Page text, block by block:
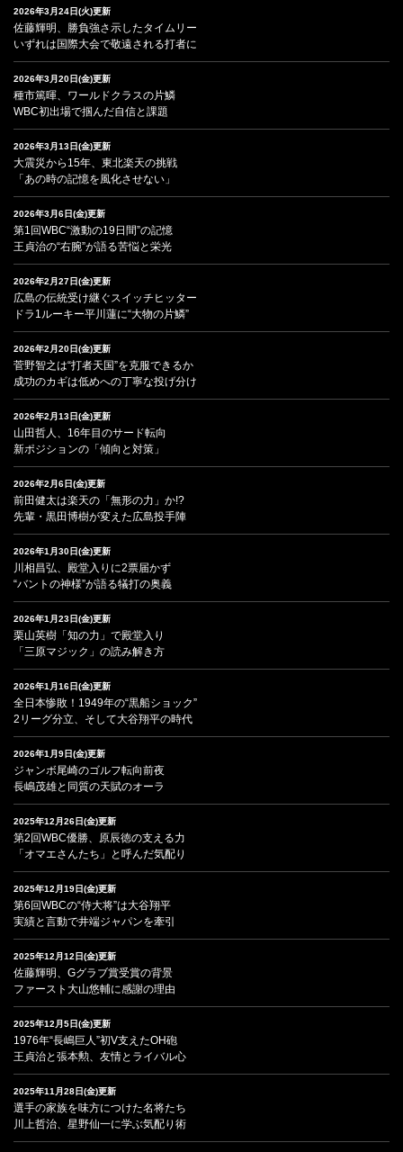
2026年3月24日(火)更新
佐藤輝明、勝負強さ示したタイムリー
いずれは国際大会で敬遠される打者に
2026年3月20日(金)更新
種市篤暉、ワールドクラスの片鱗
WBC初出場で掴んだ自信と課題
2026年3月13日(金)更新
大震災から15年、東北楽天の挑戦
「あの時の記憶を風化させない」
2026年3月6日(金)更新
第1回WBC“激動の19日間”の記憶
王貞治の“右腕”が語る苦悩と栄光
2026年2月27日(金)更新
広島の伝統受け継ぐスイッチヒッター
ドラ1ルーキー平川蓮に“大物の片鱗”
2026年2月20日(金)更新
菅野智之は“打者天国”を克服できるか
成功のカギは低めへの丁寧な投げ分け
2026年2月13日(金)更新
山田哲人、16年目のサード転向
新ポジションの「傾向と対策」
2026年2月6日(金)更新
前田健太は楽天の「無形の力」か!?
先輩・黒田博樹が変えた広島投手陣
2026年1月30日(金)更新
川相昌弘、殿堂入りに2票届かず
“バントの神様”が語る犠打の奥義
2026年1月23日(金)更新
栗山英樹「知の力」で殿堂入り
「三原マジック」の読み解き方
2026年1月16日(金)更新
全日本惨敗！1949年の“黒船ショック”
2リーグ分立、そして大谷翔平の時代
2026年1月9日(金)更新
ジャンボ尾崎のゴルフ転向前夜
長嶋茂雄と同質の天賦のオーラ
2025年12月26日(金)更新
第2回WBC優勝、原辰徳の支える力
「オマエさんたち」と呼んだ気配り
2025年12月19日(金)更新
第6回WBCの“侍大将”は大谷翔平
実績と言動で井端ジャパンを牽引
2025年12月12日(金)更新
佐藤輝明、Gグラブ賞受賞の背景
ファースト大山悠輔に感謝の理由
2025年12月5日(金)更新
1976年“長嶋巨人”初V支えたOH砲
王貞治と張本勲、友情とライバル心
2025年11月28日(金)更新
選手の家族を味方につけた名将たち
川上哲治、星野仙一に学ぶ気配り術